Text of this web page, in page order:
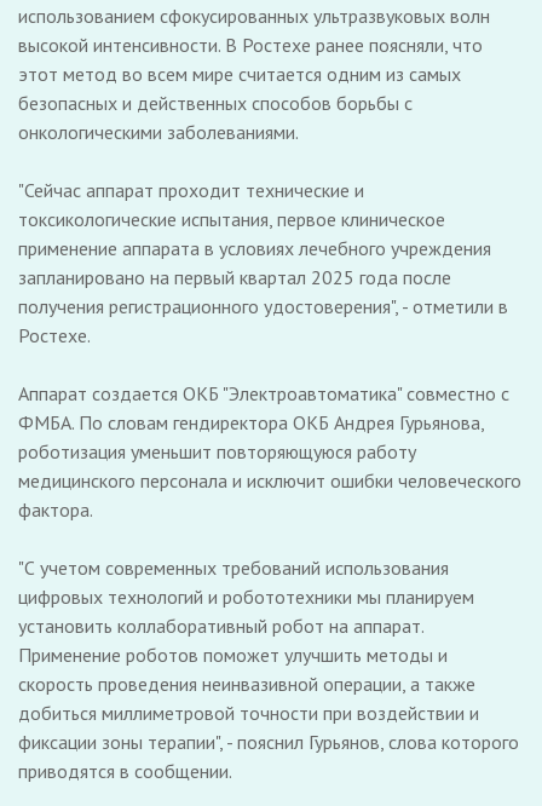
использованием сфокусированных ультразвуковых волн
высокой интенсивности. В Ростехе ранее поясняли, что
этот метод во всем мире считается одним из самых
безопасных и действенных способов борьбы с
онкологическими заболеваниями.
"Сейчас аппарат проходит технические и
токсикологические испытания, первое клиническое
применение аппарата в условиях лечебного учреждения
запланировано на первый квартал 2025 года после
получения регистрационного удостоверения", - отметили в
Ростехе.
Аппарат создается ОКБ "Электроавтоматика" совместно с
ФМБА. По словам гендиректора ОКБ Андрея Гурьянова,
роботизация уменьшит повторяющуюся работу
медицинского персонала и исключит ошибки человеческого
фактора.
"С учетом современных требований использования
цифровых технологий и робототехники мы планируем
установить коллаборативный робот на аппарат.
Применение роботов поможет улучшить методы и
скорость проведения неинвазивной операции, а также
добиться миллиметровой точности при воздействии и
фиксации зоны терапии", - пояснил Гурьянов, слова которого
приводятся в сообщении.